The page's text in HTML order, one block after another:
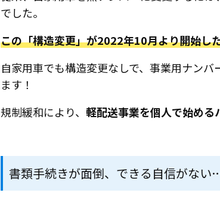
でした。
この「構造変更」が2022年10月より開始し
自家用車でも構造変更なしで、事業用ナンバ
ます！
規制緩和により、 軽配送事業を個人で始める
書類手続きが面倒、できる自信がない